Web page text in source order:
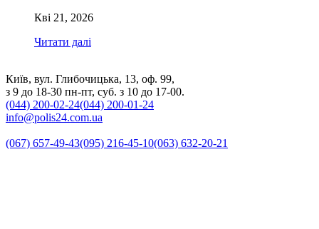
Кві 21, 2026
Читати далі
Київ, вул. Глибочицька, 13, оф. 99,
з 9 до 18-30 пн-пт, суб. з 10 до 17-00.
(044) 200-02-24(044) 200-01-24
info@polis24.com.ua
(067) 657-49-43(095) 216-45-10(063) 632-20-21